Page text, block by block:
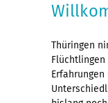
Thüringen